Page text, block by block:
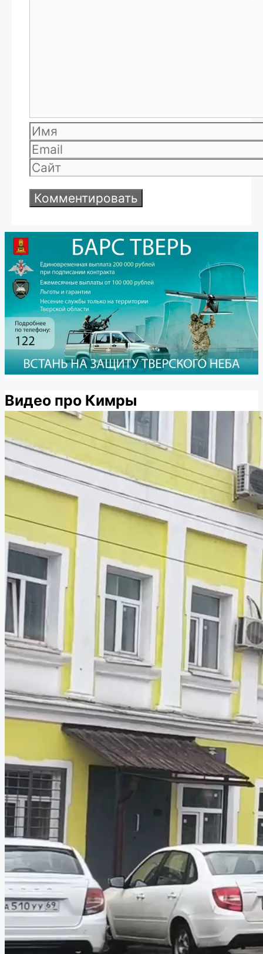
Имя
Email
Сайт
Видео про Кимры